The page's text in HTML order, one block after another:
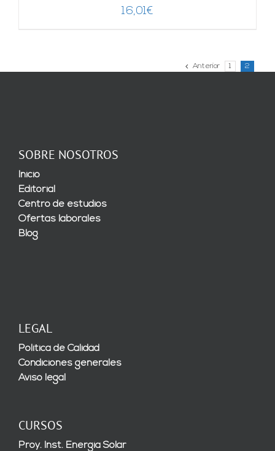
16,01€
Anterior 1 2
SOBRE NOSOTROS
Inicio
Editorial
Centro de estudios
Ofertas laborales
Blog
LEGAL
Política de Calidad
Condiciones generales
Aviso legal
CURSOS
Proy. Inst. Energía Solar